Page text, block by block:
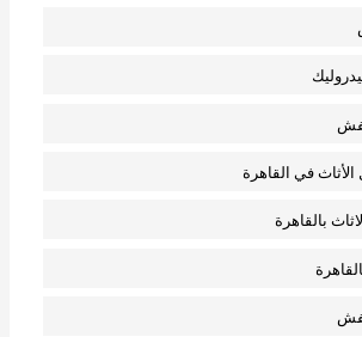
في القاهرة
بالقاهرة